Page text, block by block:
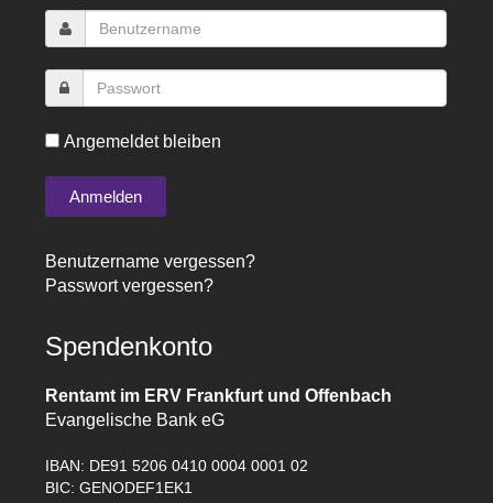
Angemeldet bleiben
Benutzername vergessen?
Passwort vergessen?
Spendenkonto
Rentamt im ERV Frankfurt und Offenbach
Evangelische Bank eG
IBAN: DE91 5206 0410 0004 0001 02
BIC: GENODEF1EK1